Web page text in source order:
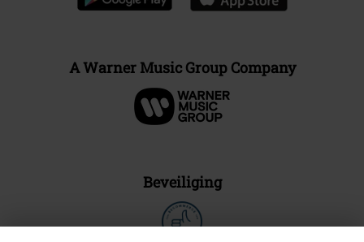
A Warner Music Group Company
Beveiliging